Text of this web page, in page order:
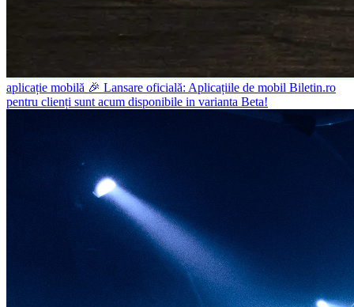
aplicație mobilă 🎉 Lansare oficială: Aplicațiile de mobil Biletin.ro
pentru clienți sunt acum disponibile in varianta Beta!